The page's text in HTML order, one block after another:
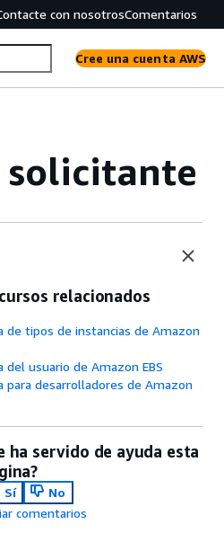
con nosotrosComentarios
Cree una cuenta AWS
solicitante
relacionados
de tipos de instancias de Amazon
del usuario de Amazon EBS
para desarrolladores de Amazon
ha servido de ayuda esta
Sí
No
comentarios